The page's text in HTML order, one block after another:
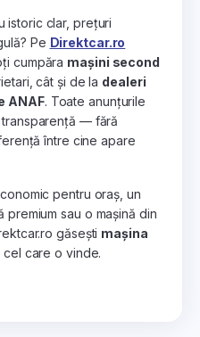
istoric clar, prețuri
Pe Direktcar.ro
cumpăra mașini second
cât și de la dealeri
ANAF. Toate anunțurile
— fără
între cine apare
pentru oraș, un
premium sau o mașină din
găsești mașina
care o vinde.